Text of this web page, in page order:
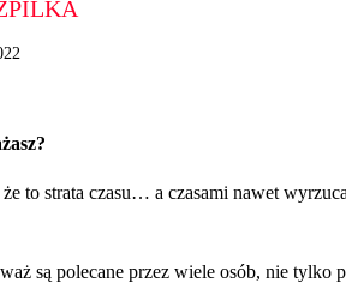
to strata czasu… a czasami nawet
są polecane przez wiele osób, nie tylko